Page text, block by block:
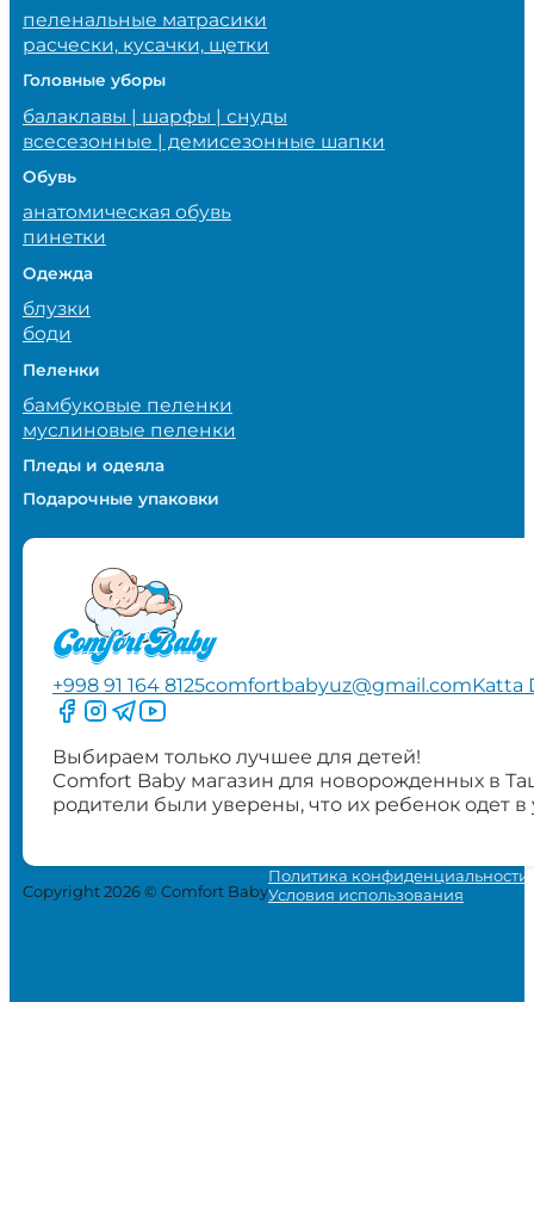
пеленальные матрасики
расчески, кусачки, щетки
Головные уборы
балаклавы | шарфы | снуды
всесезонные | демисезонные шапки
Обувь
анатомическая обувь
пинетки
Одежда
блузки
боди
Пеленки
бамбуковые пеленки
муслиновые пеленки
Пледы и одеяла
Подарочные упаковки
+998 91 164 8125comfortbabyuz@gmail.comKatta
Следите за нами на Facebook
Следите за нами в Instagram
Следите за нами в Telegram
Следите за нами в YouTube
Выбираем только лучшее для детей!
Comfort Baby магазин для новорожденных в
родители были уверены, что их ребенок одет
Copyright 2026 © Comfort Baby
Политика конфиденциальности
Условия использования